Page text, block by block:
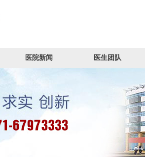
医院新闻 医生团队